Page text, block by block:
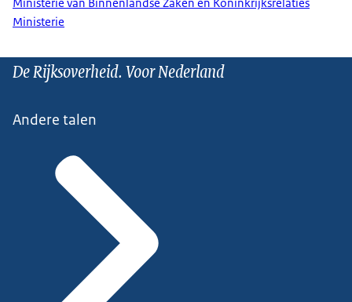
Ministerie
De Rijksoverheid. Voor Nederland
Andere talen